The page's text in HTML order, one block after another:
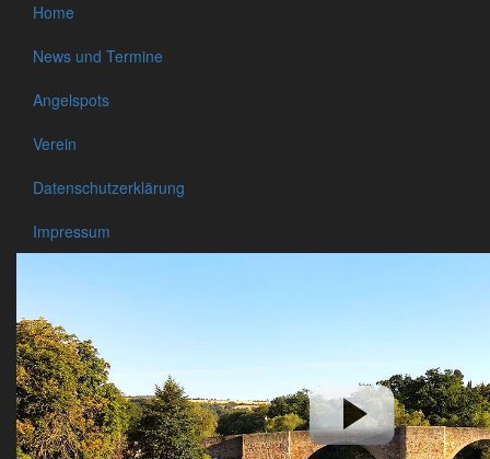
Home
News und Termine
Angelspots
Verein
Datenschutzerklärung
Impressum